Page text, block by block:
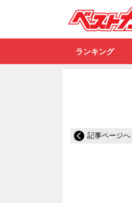
ランキング
記事ページへ